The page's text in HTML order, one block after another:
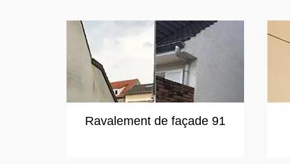
Ravalement de façade 91